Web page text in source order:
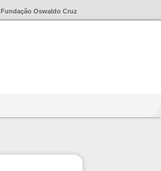
Fundação Oswaldo Cruz